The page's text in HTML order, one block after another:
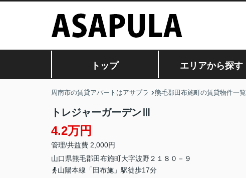
トップ エリアから探す
周南市の賃貸アパートはアサプラ 熊毛郡田布施町の賃貸物件一覧
トレジャーガーデンⅢ
4.2万円
管理/共益費 2,000円
山口県熊毛郡田布施町大字波野２１８０－９
山陽本線「田布施」駅徒歩17分